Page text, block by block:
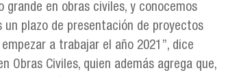
grande en obras civiles, y conocemos
plazo de presentación de proyectos
a trabajar el año 2021”, dice
Obras Civiles, quien además agrega que,